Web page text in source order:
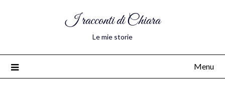
I racconti di Chiara
Le mie storie
Menu